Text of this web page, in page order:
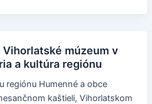
múzeum v
a kultúra regiónu
regiónu Humenné a obce
kaštieli, Vihorlatskom